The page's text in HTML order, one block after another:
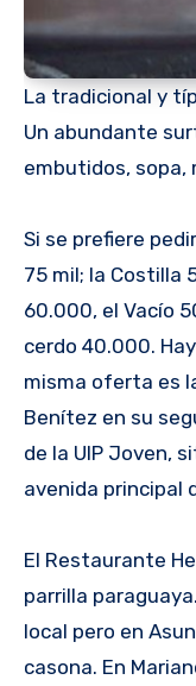
La tradicional y
Un abundante
embutidos, sopa,
Si se prefiere
75 mil; la Costilla
60.000, el Vacío
cerdo 40.000.
misma oferta es
Benítez en su
de la UIP Joven,
avenida principal
El Restaurante
parrilla
local pero en
casona. En